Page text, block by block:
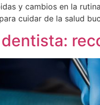
y cambios en la
cuidar de la salud